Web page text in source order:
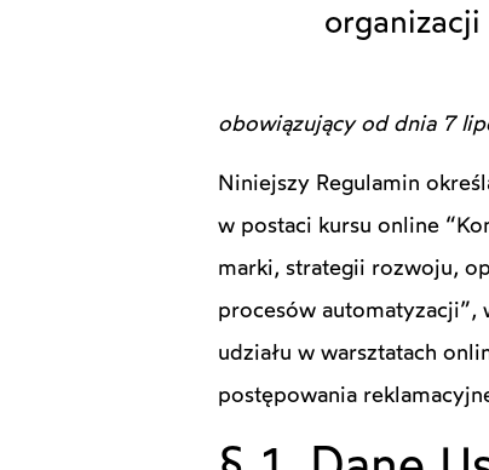
obowiązujący od dnia 7
Niniejszy Regulamin
w postaci kursu online
marki, strategii rozwoju,
procesów automatyzacji”,
udziału w warsztatach
postępowania